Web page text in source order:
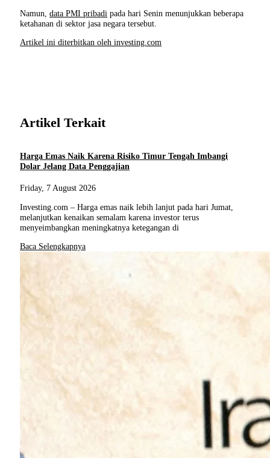
Namun,data PMI pribadi pada hari Senin menunjukkan beberapa
ketahanan di sektor jasa negara tersebut.
Artikel ini diterbitkan oleh investing.com
Artikel Terkait
Harga Emas Naik Karena Risiko Timur Tengah Imbangi
Dolar Jelang Data Penggajian
Friday, 7 August 2026
Investing.com – Harga emas naik lebih lanjut pada hari Jumat,
melanjutkan kenaikan semalam karena investor terus
menyeimbangkan meningkatnya ketegangan di
Baca Selengkapnya